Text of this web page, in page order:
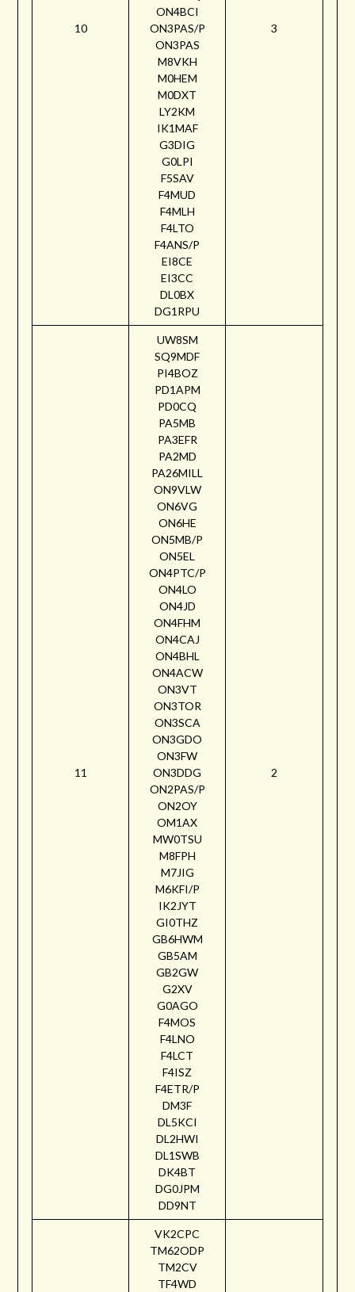
10
ON4BCI
ON3PAS/P
ON3PAS
M8VKH
M0HEM
M0DXT
LY2KM
IK1MAF
G3DIG
G0LPI
F5SAV
F4MUD
F4MLH
F4LTO
F4ANS/P
EI8CE
EI3CC
DL0BX
DG1RPU
3
11
UW8SM
SQ9MDF
PI4BOZ
PD1APM
PD0CQ
PA5MB
PA3EFR
PA2MD
PA26MILL
ON9VLW
ON6VG
ON6HE
ON5MB/P
ON5EL
ON4PTC/P
ON4LO
ON4JD
ON4FHM
ON4CAJ
ON4BHL
ON4ACW
ON3VT
ON3TOR
ON3SCA
ON3GDO
ON3FW
ON3DDG
ON2PAS/P
ON2OY
OM1AX
MW0TSU
M8FPH
M7JIG
M6KFI/P
IK2JYT
GI0THZ
GB6HWM
GB5AM
GB2GW
G2XV
G0AGO
F4MOS
F4LNO
F4LCT
F4ISZ
F4ETR/P
DM3F
DL5KCI
DL2HWI
DL1SWB
DK4BT
DG0JPM
DD9NT
2
VK2CPC
TM62ODP
TM2CV
TF4WD